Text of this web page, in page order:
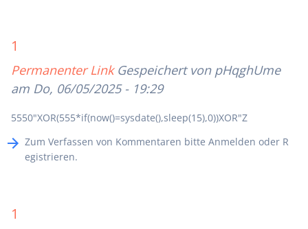
1
Permanenter Link Gespeichert von pHqghUme
am Do, 06/05/2025 - 19:29
5550"XOR(555*if(now()=sysdate(),sleep(15),0))XOR"Z
Zum Verfassen von Kommentaren bitte Anmelden oder R
egistrieren.
1